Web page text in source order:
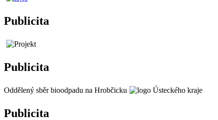
Publicita
Publicita
Oddělený sběr bioodpadu na Hrobčicku
Publicita